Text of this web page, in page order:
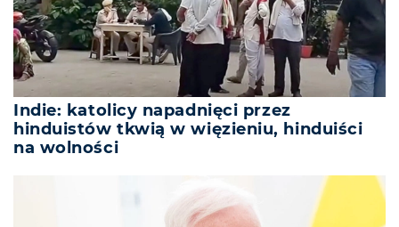
Indie: katolicy napadnięci przez
hinduistów tkwią w więzieniu, hinduiści
na wolności